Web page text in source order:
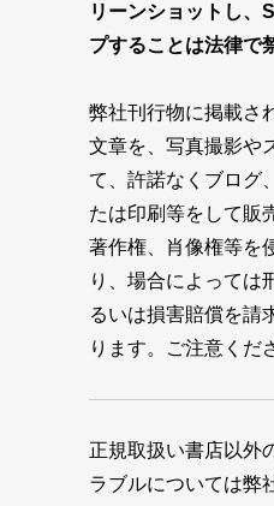
リーンショットし、
プすることは法律で
弊社刊行物に掲載さ
文章を、写真撮影や
て、許諾なくブログ
たは印刷等をして販
著作権、肖像権等を
り、場合によっては
るいは損害賠償を請
ります。ご注意くだ
正規取扱い書店以外
ラブルについては弊